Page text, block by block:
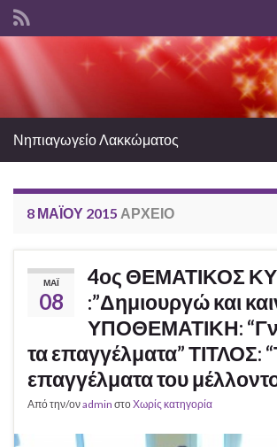
Search for:
Νηπιαγωγείο Λακκώματος
8 ΜΑΪ́ΟΥ 2015 ΑΡΧΕΊΟ
ΜΆΙ
08
4ος ΘΕΜΑΤΙΚΟΣ
:”Δημιουργώ και
ΥΠΟΘΕΜΑΤΙΚΗ:
τα επαγγέλματα” ΤΙΤΛΟΣ:
επαγγέλματα του
Από την/ονadmin στοΧωρίς κατηγορία